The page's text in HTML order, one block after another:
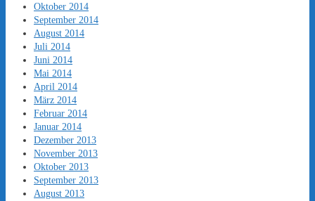
Oktober 2014
September 2014
August 2014
Juli 2014
Juni 2014
Mai 2014
April 2014
März 2014
Februar 2014
Januar 2014
Dezember 2013
November 2013
Oktober 2013
September 2013
August 2013